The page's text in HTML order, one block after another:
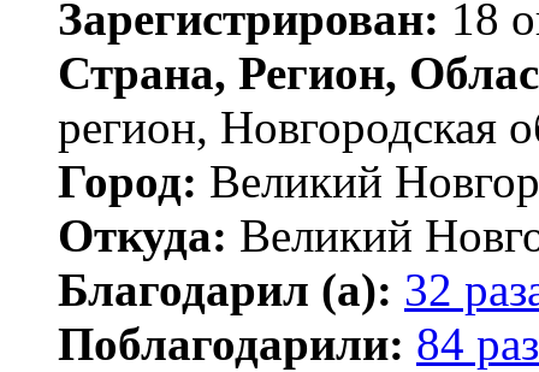
Зарегистрирован: 18
Страна, Регион,
регион, Новгородская
Город: Великий
Откуда: Великий
Благодарил (а): 32
Поблагодарили: 84